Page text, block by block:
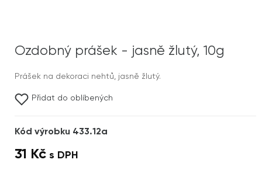
Ozdobný prášek - jasně žlutý, 10g
Prášek na dekoraci nehtů, jasně žlutý.
Přidat do oblíbených
Kód výrobku 433.12a
31 Kč s DPH